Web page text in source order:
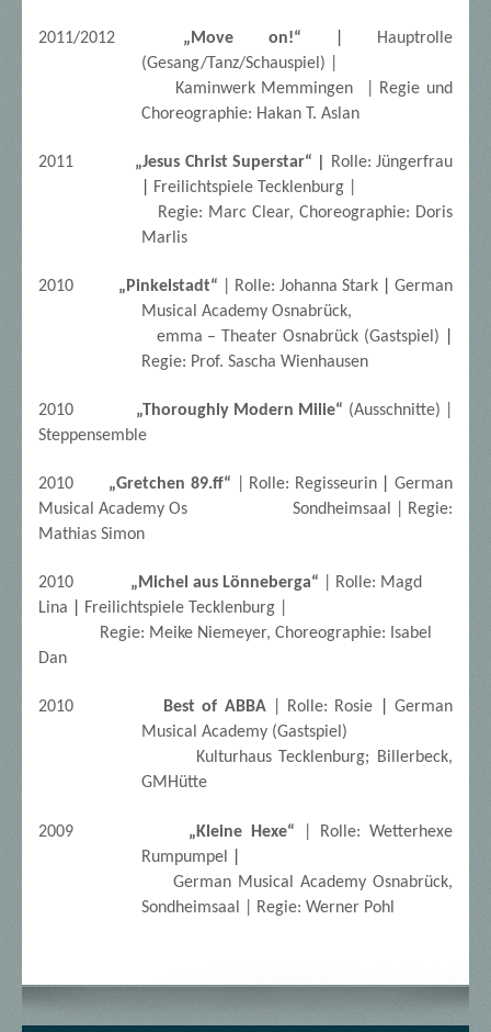
2011/2012 „Move on!“
Hauptrolle
(Gesang/Tanz/Schauspiel) |
Kaminwerk Memmingen | Regie und
Choreographie: Hakan T. Aslan
2011 „Jesus Christ Superstar“ |
Rolle: Jüngerfrau
Freilichtspiele Tecklenburg |
Regie: Marc Clear, Choreographie: Doris
Marlis
2010 „Pinkelstadt“ | Rolle: Johanna Stark
German
Musical Academy Osnabrück,
emma – Theater Osnabrück (Gastspiel)
Regie: Prof. Sascha Wienhausen
2010 „Thoroughly Modern Milie“ (Ausschnitte) |
Steppensemble
2010 „Gretchen 89.ff“ | Rolle: Regisseurin
German
Musical Academy Os
Sondheimsaal | Regie:
Mathias Simon
2010 „Michel aus Lönneberga“ | Rolle: Magd
Lina
Freilichtspiele Tecklenburg |
Regie: Meike Niemeyer, Choreographie: Isabel
Dan
2010 Best of ABBA| Rolle: Rosie
German
Musical Academy (Gastspiel)
Kulturhaus Tecklenburg; Billerbeck,
GMHütte
2009 „Kleine Hexe“ | Rolle: Wetterhexe
Rumpumpel
German Musical Academy Osnabrück,
Sondheimsaal | Regie: Werner Pohl